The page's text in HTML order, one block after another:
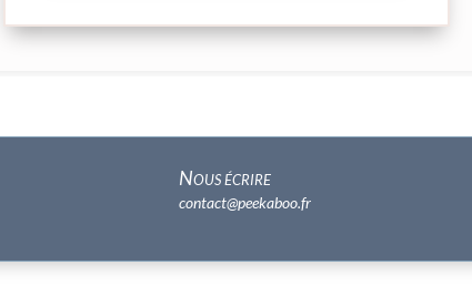
Nous écrire
contact@peekaboo.fr